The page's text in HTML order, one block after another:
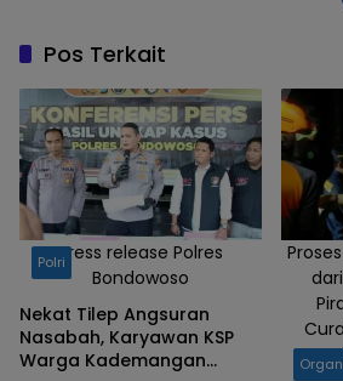
Pos Terkait
Press release Polres
Bondowoso
Polri
Nekat Tilep Angsuran
Nasabah, Karyawan KSP
Warga Kademangan